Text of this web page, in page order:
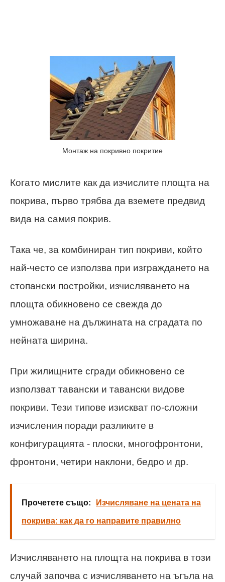
Монтаж на покривно покритие
Когато мислите как да изчислите площта на
покрива, първо трябва да вземете предвид
вида на самия покрив.
Така че, за комбиниран тип покриви, който
най-често се използва при изграждането на
стопански постройки, изчисляването на
площта обикновено се свежда до
умножаване на дължината на сградата по
нейната ширина.
При жилищните сгради обикновено се
използват тавански и тавански видове
покриви. Тези типове изискват по-сложни
изчисления поради разликите в
конфигурацията - плоски, многофронтони,
фронтони, четири наклони, бедро и др.
Прочетете също: Изчисляване на цената на
покрива: как да го направите правилно
Изчисляването на площта на покрива в този
случай започва с изчисляването на ъгъла на